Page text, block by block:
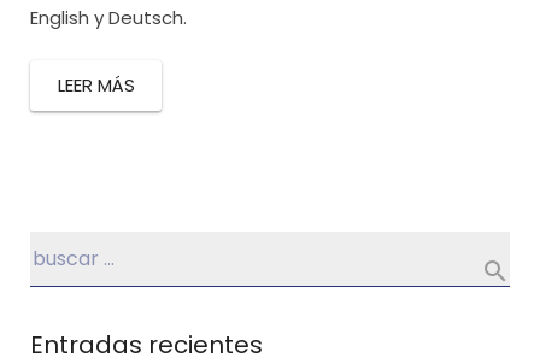
English y Deutsch.
LEER MÁS
Entradas recientes